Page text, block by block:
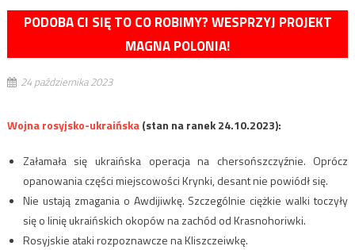
PODOBA CI SIĘ TO CO ROBIMY? WESPRZYJ PROJEKT
MAGNA POLONIA!
24 października 2023
Wojna rosyjsko-ukraińska(stan na ranek 24.10.2023):
Załamała się ukraińska operacja na chersońszczyźnie. Oprócz
opanowania części miejscowości Krynki, desant nie powiódł się.
Nie ustają zmagania o Awdijiwkę. Szczególnie ciężkie walki toczyły
się o linię ukraińskich okopów na zachód od Krasnohoriwki.
Rosyjskie ataki rozpoznawcze na Kliszczeiwkę.